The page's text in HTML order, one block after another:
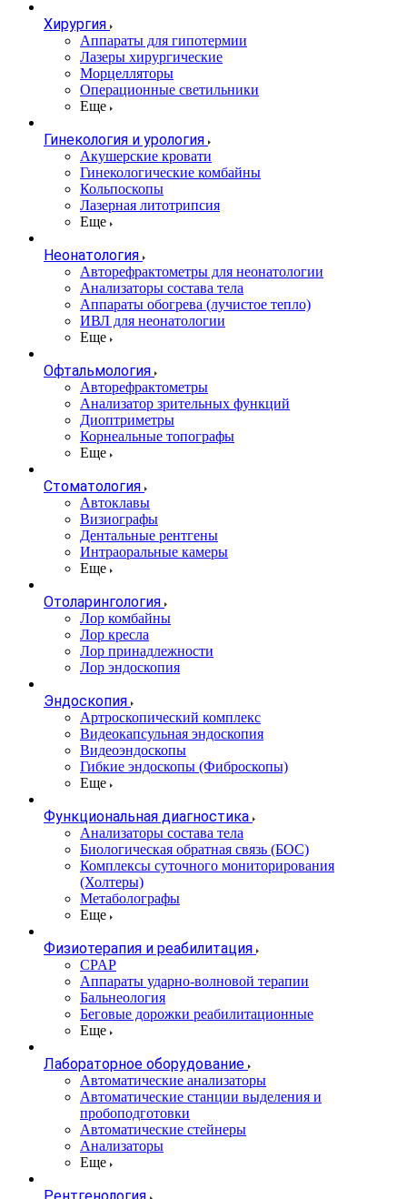
Хирургия
Аппараты для гипотермии
Лазеры хирургические
Морцелляторы
Операционные светильники
Еще
Гинекология и урология
Акушерские кровати
Гинекологические комбайны
Кольпоскопы
Лазерная литотрипсия
Еще
Неонатология
Авторефрактометры для неонатологии
Анализаторы состава тела
Аппараты обогрева (лучистое тепло)
ИВЛ для неонатологии
Еще
Офтальмология
Авторефрактометры
Анализатор зрительных функций
Диоптриметры
Корнеальные топографы
Еще
Стоматология
Автоклавы
Визиографы
Дентальные рентгены
Интраоральные камеры
Еще
Отоларингология
Лор комбайны
Лор кресла
Лор принадлежности
Лор эндоскопия
Эндоскопия
Артроскопический комплекс
Видеокапсульная эндоскопия
Видеоэндоскопы
Гибкие эндоскопы (Фиброcкопы)
Еще
Функциональная диагностика
Анализаторы состава тела
Биологическая обратная связь (БОС)
Комплексы суточного мониторирования
(Холтеры)
Метаболографы
Еще
Физиотерапия и реабилитация
CPAP
Аппараты ударно-волновой терапии
Бальнеология
Беговые дорожки реабилитационные
Еще
Лабораторное оборудование
Автоматические анализаторы
Автоматические станции выделения и
пробоподготовки
Автоматические стейнеры
Анализаторы
Еще